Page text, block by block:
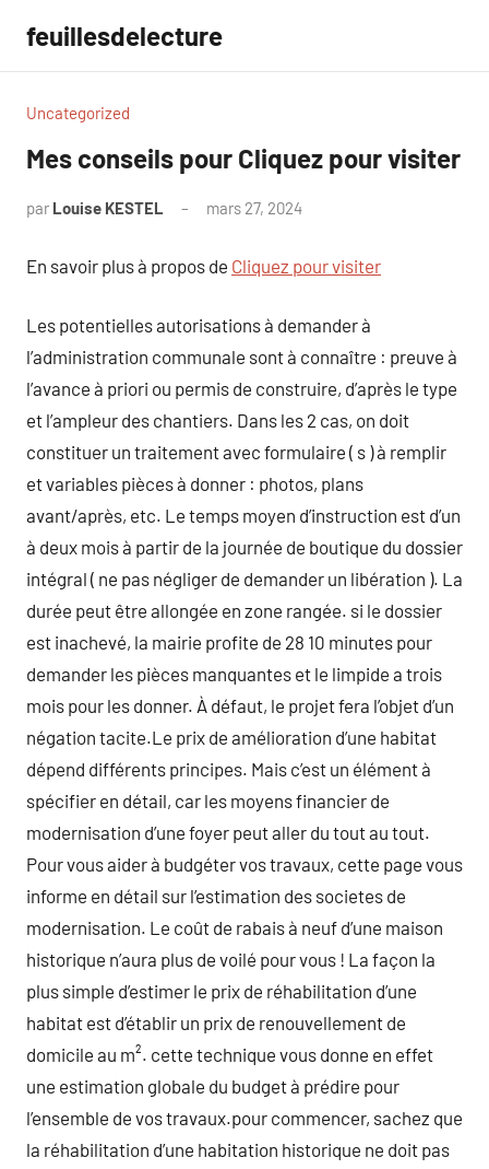
contenu
feuillesdelecture
Uncategorized
Mes conseils pour Cliquez pour visiter
par Louise KESTEL mars 27, 2024
En savoir plus à propos de Cliquez pour visiter
Les potentielles autorisations à demander à
l’administration communale sont à connaître : preuve à
l’avance à priori ou permis de construire, d’après le type
et l’ampleur des chantiers. Dans les 2 cas, on doit
constituer un traitement avec formulaire ( s ) à remplir
et variables pièces à donner : photos, plans
avant/après, etc. Le temps moyen d’instruction est d’un
à deux mois à partir de la journée de boutique du dossier
intégral ( ne pas négliger de demander un libération ). La
durée peut être allongée en zone rangée. si le dossier
est inachevé, la mairie profite de 28 10 minutes pour
demander les pièces manquantes et le limpide a trois
mois pour les donner. À défaut, le projet fera l’objet d’un
négation tacite.Le prix de amélioration d’une habitat
dépend différents principes. Mais c’est un élément à
spécifier en détail, car les moyens financier de
modernisation d’une foyer peut aller du tout au tout.
Pour vous aider à budgéter vos travaux, cette page vous
informe en détail sur l’estimation des societes de
modernisation. Le coût de rabais à neuf d’une maison
historique n’aura plus de voilé pour vous ! La façon la
plus simple d’estimer le prix de réhabilitation d’une
habitat est d’établir un prix de renouvellement de
domicile au m². cette technique vous donne en effet
une estimation globale du budget à prédire pour
l’ensemble de vos travaux.pour commencer, sachez que
la réhabilitation d’une habitation historique ne doit pas